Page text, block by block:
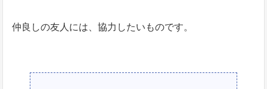
仲良しの友人には、協力したいものです。